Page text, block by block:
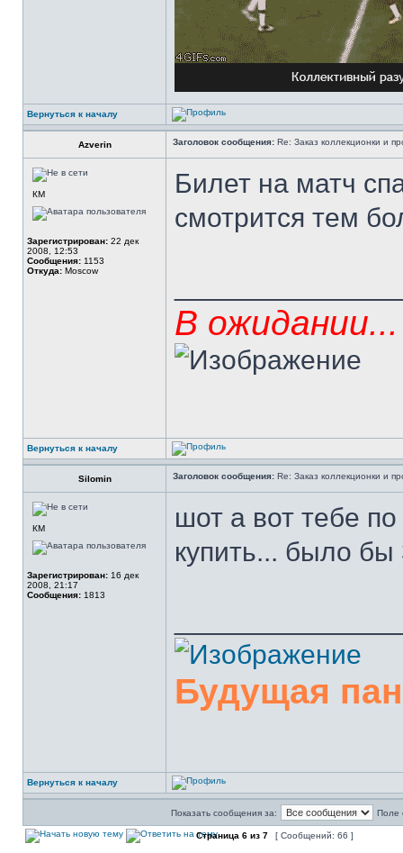
Вернуться к началу
Azverin Заголовок сообщения: Re: Заказ коллекционки и
КМ
Зарегистрирован: 22 дек
2008, 12:53
Сообщения: 1153
Откуда: Moscow
Билет на матч
смотрится тем
В ожидании...
Вернуться к началу
Silomin Заголовок сообщения: Re: Заказ коллекционки и
КМ
Зарегистрирован: 16 дек
2008, 21:17
Сообщения: 1813
шот а вот тебе
купить... было бы
Будущая
Вернуться к началу
Показать сообщения за: Поле
Страница 6 из 7 [ Сообщений: 66 ]